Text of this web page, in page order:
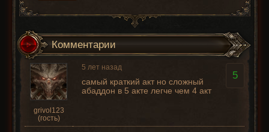
Комментарии
grivol123
(гость)
5
5 лет назад
самый краткий акт но сложный
абаддон в 5 акте легче чем 4 акт